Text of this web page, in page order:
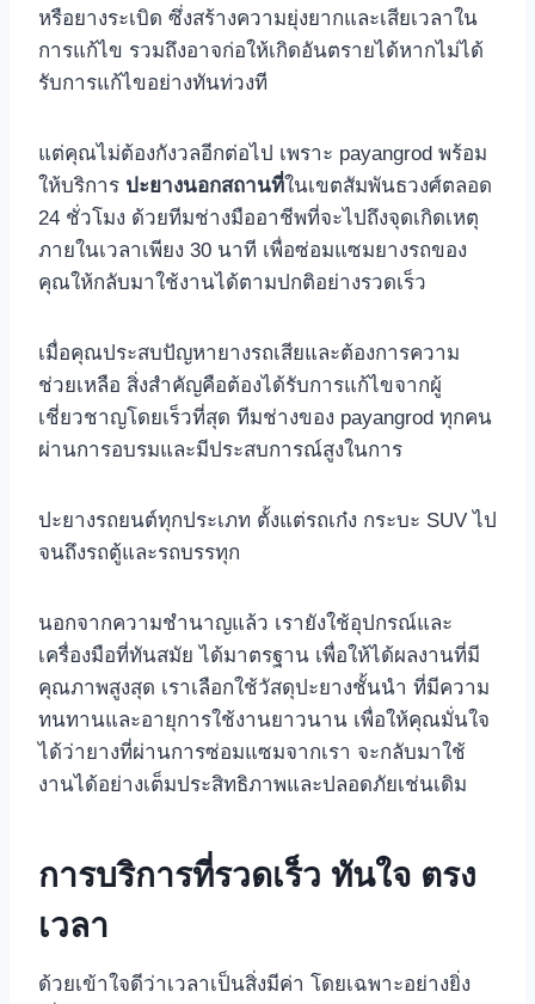
หรือยางระเบิด ซึ่งสร้างความยุ่งยากและเสียเวลาใน
การแก้ไข รวมถึงอาจก่อให้เกิดอันตรายได้หากไม่ได้
รับการแก้ไขอย่างทันท่วงที
แต่คุณไม่ต้องกังวลอีกต่อไป เพราะ payangrod พร้อม
ให้บริการ ปะยางนอกสถานที่ในเขตสัมพันธวงศ์ตลอด
24 ชั่วโมง ด้วยทีมช่างมืออาชีพที่จะไปถึงจุดเกิดเหตุ
ภายในเวลาเพียง 30 นาที เพื่อซ่อมแซมยางรถของ
คุณให้กลับมาใช้งานได้ตามปกติอย่างรวดเร็ว
เมื่อคุณประสบปัญหายางรถเสียและต้องการความ
ช่วยเหลือ สิ่งสําคัญคือต้องได้รับการแก้ไขจากผู้
เชี่ยวชาญโดยเร็วที่สุด ทีมช่างของ payangrod ทุกคน
ผ่านการอบรมและมีประสบการณ์สูงในการ
ปะยางรถยนต์ทุกประเภท ตั้งแต่รถเก๋ง กระบะ SUV ไป
จนถึงรถตู้และรถบรรทุก
นอกจากความชํานาญแล้ว เรายังใช้อุปกรณ์และ
เครื่องมือที่ทันสมัย ได้มาตรฐาน เพื่อให้ได้ผลงานที่มี
คุณภาพสูงสุด เราเลือกใช้วัสดุปะยางชั้นนํา ที่มีความ
ทนทานและอายุการใช้งานยาวนาน เพื่อให้คุณมั่นใจ
ได้ว่ายางที่ผ่านการซ่อมแซมจากเรา จะกลับมาใช้
งานได้อย่างเต็มประสิทธิภาพและปลอดภัยเช่นเดิม
การบริการที่รวดเร็ว ทันใจ ตรง
เวลา
ด้วยเข้าใจดีว่าเวลาเป็นสิ่งมีค่า โดยเฉพาะอย่างยิ่ง